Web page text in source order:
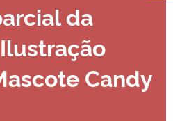
da
Candy